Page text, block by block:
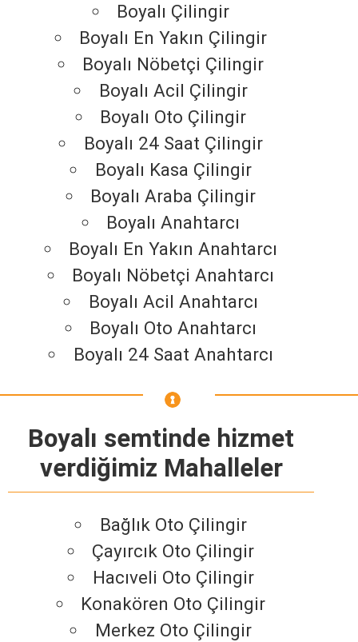
Boyalı Çilingir
Boyalı En Yakın Çilingir
Boyalı Nöbetçi Çilingir
Boyalı Acil Çilingir
Boyalı Oto Çilingir
Boyalı 24 Saat Çilingir
Boyalı Kasa Çilingir
Boyalı Araba Çilingir
Boyalı Anahtarcı
Boyalı En Yakın Anahtarcı
Boyalı Nöbetçi Anahtarcı
Boyalı Acil Anahtarcı
Boyalı Oto Anahtarcı
Boyalı 24 Saat Anahtarcı
Boyalı semtinde hizmet
verdiğimiz Mahalleler
Bağlık Oto Çilingir
Çayırcık Oto Çilingir
Hacıveli Oto Çilingir
Konakören Oto Çilingir
Merkez Oto Çilingir